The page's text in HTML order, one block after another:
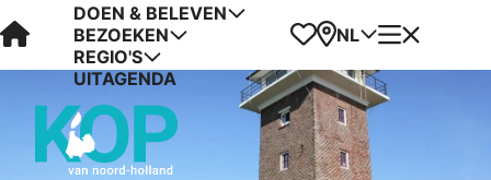
Visit Kop van Holland
DOEN & BELEVEN
BEZOEKEN
REGIO'S
UITAGENDA
Favorieten
Kaart
NL Menu